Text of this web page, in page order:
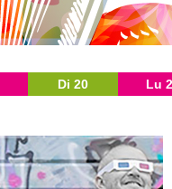
Di 20 Lu